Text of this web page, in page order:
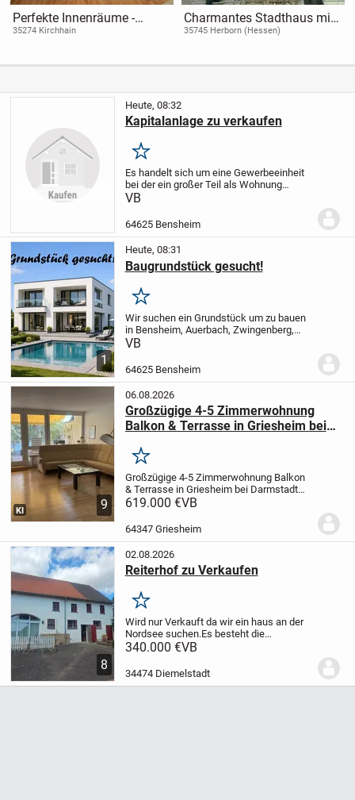
Perfekte Innenräume -
Außen nur noch Feinschliff
35274 Kirchhain
Charmantes Stadthaus mit
Garten/ Grünfläche/
Kellergeschoss - 35745
35745 Herborn (Hessen)
Heute, 08:32
Kapitalanlage zu verkaufen
Merken
Es handelt sich um eine Gewerbeeinheit
bei der ein großer Teil als Wohnung
genutzt werden könnte, Innenstadt
als reine Gewerbeeinheit von fast
VB
64625 Bensheim
1
Heute, 08:31
Baugrundstück gesucht!
Merken
Wir suchen ein Grundstück um zu bauen
in Bensheim, Auerbach, Zwingenberg,
Alsbach-Hähnlein, Rodau, Fehlheim
zulassen, Grundstücke mit Altbestand nur
bedingt aufgrund...
VB
64625 Bensheim
9
KI
06.08.2026
Großzügige 4-5 Zimmerwohnung
Balkon & Terrasse in Griesheim bei
Merken
Großzügige 4-5 Zimmerwohnung Balkon
& Terrasse in Griesheim bei Darmstadt
von privat zu
angebotenen Objekt handelt es sich um
619.000 €VB
64347 Griesheim
8
02.08.2026
Reiterhof zu Verkaufen
Merken
Wird nur Verkauft da wir ein haus an der
Nordsee suchen.Es besteht die
Möglichkeit bis zu 10 Pferde
Paddockboxen und der Rest sind
340.000 €VB
34474 Diemelstadt